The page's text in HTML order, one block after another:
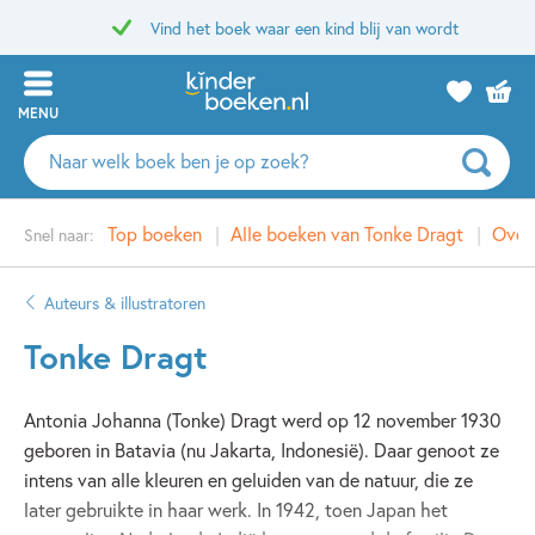
Vind het boek waar een kind blij van wordt
MENU
Zoeken
naar
auteurs
en
uitgevers
Snel naar: Top boeken Alle boeken van Tonke Dragt
Auteurs & illustratoren
Tonke Dragt
Antonia Johanna (Tonke) Dragt werd op 12 november 1930
geboren in Batavia (nu Jakarta, Indonesië). Daar genoot ze
intens van alle kleuren en geluiden van de natuur, die ze
later gebruikte in haar werk. In 1942, toen Japan het